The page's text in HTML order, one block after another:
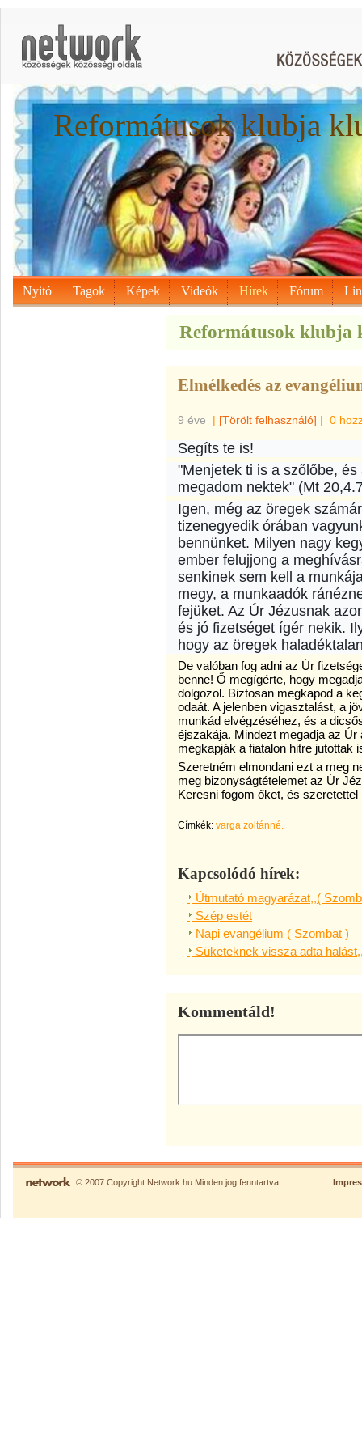
Reformátusok klubja
Nyitó Tagok Képek Videók Hírek Fórum
Reformátusok klubja
Elmélkedés az
9 éve | [Törölt felhasználó] | 0
Segíts te is!
"Menjetek ti is a szőlőbe,
megadom nektek" (Mt
Igen, még az öregek
tizenegyedik órában
bennünket. Milyen nagy
ember felujjong a
senkinek sem kell a
megy, a munkaadók
fejüket. Az Úr Jézusnak
és jó fizetséget ígér nekik.
hogy az öregek
De valóban fog adni az Úr
benne! Ő megígérte, hogy
dolgozol. Biztosan megkapod a
odaát. A jelenben vigasztalást, a
munkád elvégzéséhez, és a
éjszakája. Mindezt megadja az
megkapják a fiatalon hitre jutottak
Szeretném elmondani ezt a meg
meg bizonyságtételemet az Úr
Keresni fogom őket, és
Címkék: varga zoltánné.
Kapcsolódó hírek:
Útmutató magyarázat,,(
Szép estét
Napi evangélium ( Szombat )
Süketeknek vissza adta
Kommentáld!
© 2007 Copyright Network.hu Minden jog fenntartva.